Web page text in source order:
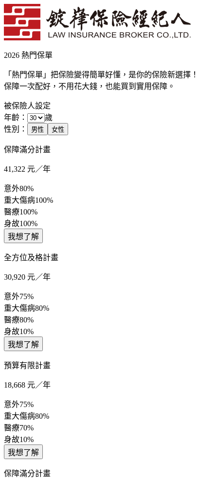
2026 熱門保單
「熱門保單」把保險變得簡單好懂，是你的保險新選擇！
保障一次配好，不用花大錢，也能買到實用保障。
被保險人設定
年齡：
歲
性別：
男性 女性
保障滿分計畫
41,322 元／年
意外80%
重大傷病100%
醫療100%
身故100%
我想了解
全方位及格計畫
30,920 元／年
意外75%
重大傷病80%
醫療80%
身故10%
我想了解
預算有限計畫
18,668 元／年
意外75%
重大傷病80%
醫療70%
身故10%
我想了解
保障滿分計畫